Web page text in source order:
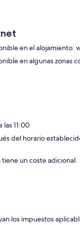
en el alojamiento:
en algunas zonas
las 11:00
del horario
tiene un coste adicional.
los impuestos